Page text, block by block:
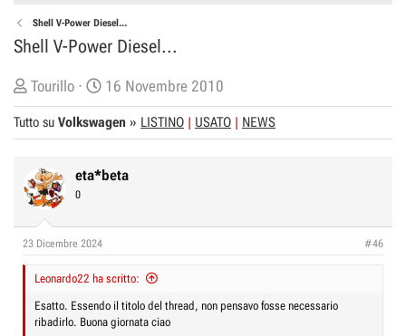
Shell V-Power Diesel...
Shell V-Power Diesel...
C
r
e
o
e
s
c
Tourillo
D
a
t
d
z
i
o
16 Novembre 2010
Tutto su Volkswagen » LISTINO USATO NEWS
eta*beta
0
23 Dicembre 2024 #46
Leonardo22 ha scritto:
Esatto. Essendo il titolo del thread, non pensavo fosse necessario
ribadirlo. Buona giornata ciao